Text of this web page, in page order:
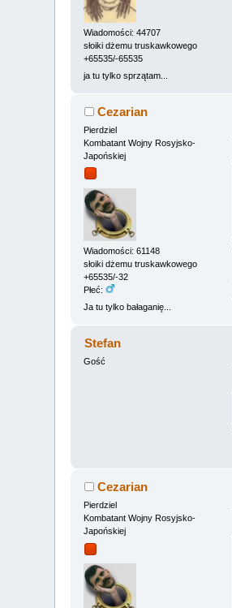
Wiadomości: 44707
słoiki dżemu truskawkowego
+65535/-65535
ja tu tylko sprzątam...
Cezarian
Pierdziel
Kombatant Wojny Rosyjsko-
Japońskiej
Wiadomości: 61148
słoiki dżemu truskawkowego
+65535/-32
Płeć:
Ja tu tylko bałaganię...
Stefan
Gość
Cezarian
Pierdziel
Kombatant Wojny Rosyjsko-
Japońskiej